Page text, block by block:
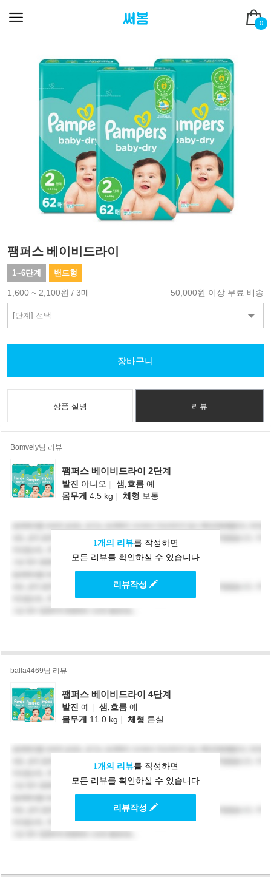
0
팸퍼스 베이비드라이
1~6단계 밴드형
1,600 ~ 2,100원 / 3매 50,000원 이상 무료 배송
장바구니
상품 설명 리뷰
Bomvely님 리뷰
팸퍼스 베이비드라이 2단계
발진 아니오 | 샘,흐름 예
몸무게 4.5 kg | 체형 보통
1개의 리뷰를 작성하면
모든 리뷰를 확인하실 수 있습니다
리뷰작성
balla4469님 리뷰
팸퍼스 베이비드라이 4단계
발진 예 | 샘,흐름 예
몸무게 11.0 kg | 체형 튼실
1개의 리뷰를 작성하면
모든 리뷰를 확인하실 수 있습니다
리뷰작성